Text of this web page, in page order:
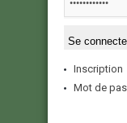
Inscription
Mot de